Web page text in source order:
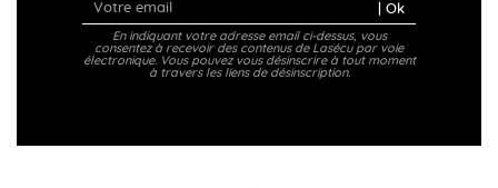
| Ok
En indiquant votre adresse email ci-dessus, vous
consentez à recevoir des contenus de Lasécu par voie
électronique. Vous pouvez vous désinscrire à tout moment
à travers les liens de désinscription.